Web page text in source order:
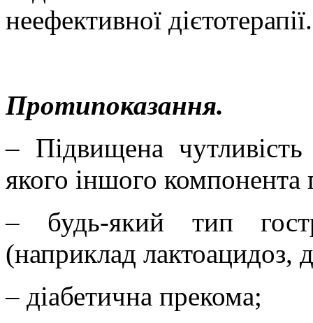
неефективної дієтотерапії.
Протипоказання.
– Підвищена
якого іншого компонента
– будь-який тип
(наприклад лактоацидоз,
– діабетична прекома;